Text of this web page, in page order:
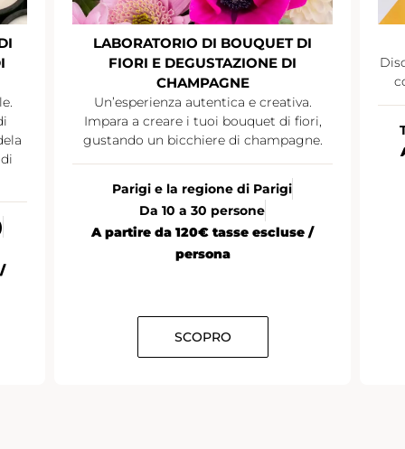
LABORATORIO DI BOUQUET DI
FIORI E DEGUSTAZIONE DI
CHAMPAGNE
Un’esperienza autentica e creativa.
Impara a creare i tuoi bouquet di fiori,
gustando un bicchiere di champagne.
Parigi e la regione di Parigi
Da 10 a 30 persone
A partire da 120€ tasse escluse /
persona
SCOPRO